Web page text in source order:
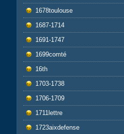
1678toulouse
1687-1714
1691-1747
1699comté
16th
1703-1738
1706-1709
1711lettre
1723aixdefense